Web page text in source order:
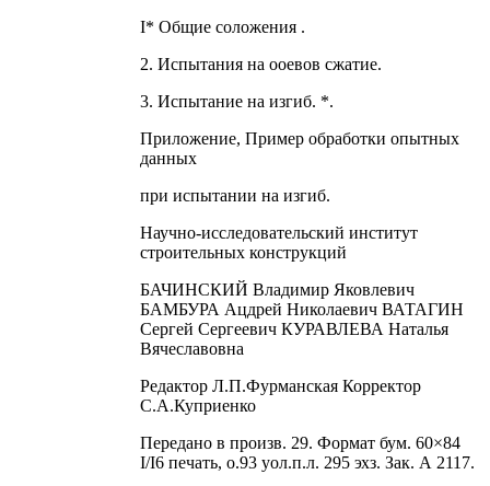
I* Общие соложения .
2. Испытания на ооевов сжатие.
3. Испытание на изгиб. *.
Приложение, Пример обработки опытных
данных
при испытании на изгиб.
Научно-исследовательский институт
строительных конструкций
БАЧИНСКИЙ Владимир Яковлевич
БАМБУРА Ацдрей Николаевич ВАТАГИН
Сергей Сергеевич КУРАВЛЕВА Наталья
Вячеславовна
Редактор Л.П.Фурманская Корректор
С.А.Куприенко
Передано в произв. 29. Формат бум. 60×84
I/I6 печать, о.93 уол.п.л. 295 эхз. Зак. А 2117.